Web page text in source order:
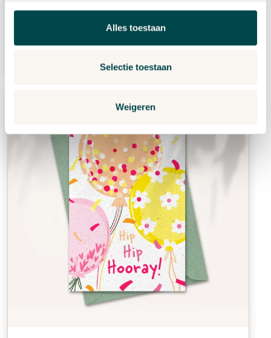
Alles toestaan
Selectie toestaan
Weigeren
View Product